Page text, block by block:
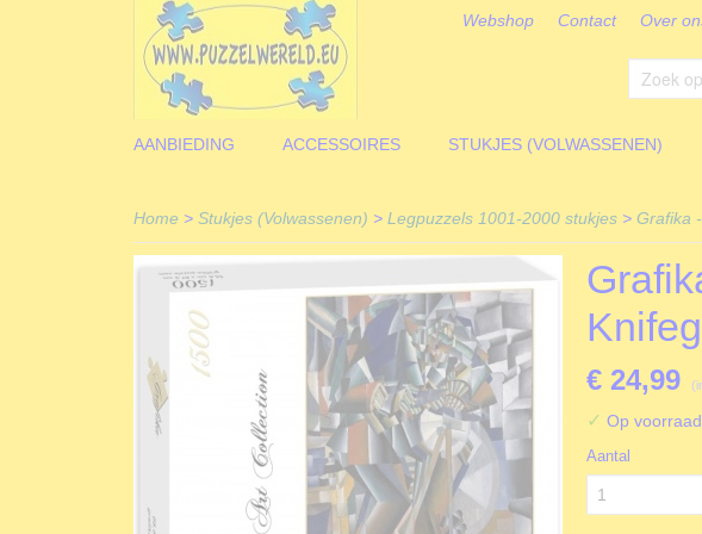
Webshop Contact Over
AANBIEDING ACCESSOIRES STUKJES (VOLWASSENEN)
Home > Stukjes (Volwassenen) > Legpuzzels 1001-2000 stukjes > Grafika
€ 24,99
✓ Op voorraad
Aantal